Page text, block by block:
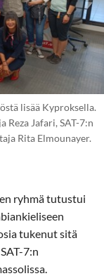
lisää Kyproksella.
Jafari, SAT-7:n
Rita Elmounayer.
ryhmä tutustui
tukenut sitä
7:n